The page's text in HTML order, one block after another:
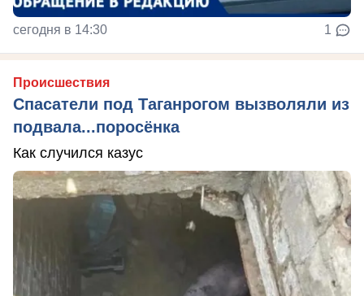
сегодня в 14:30 1
Происшествия
Спасатели под Таганрогом вызволяли из
подвала...поросёнка
Как случился казус